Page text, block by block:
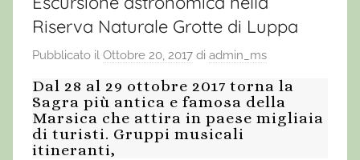
Riserva Naturale Grotte di Luppa
Pubblicato il Ottobre 20, 2017 di admin_ms
Dal 28 al 29 ottobre 2017 torna la
Sagra più antica e famosa della
Marsica che attira in paese migliaia
di turisti. Gruppi musicali
itineranti,